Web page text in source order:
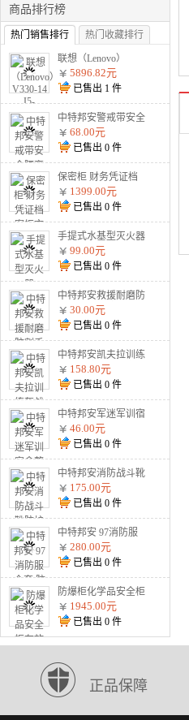
商品排行榜
热门销售排行 热门收藏排行
联想（Lenovo）
V330-14 I5-8250U
8G 1T 2G独显 无光
驱 W10 灰
5896.82元
已售出 1 件
中特邦安警戒带安全
隔离警示线交通警示
带涤 盒装125米加厚
款警戒线
68.00元
已售出 0 件
保密柜 财务凭证档
案柜文件柜智能资料
柜 通双节暗斗 电子
密码款
1399.00元
已售出 0 件
手提式水基型灭火器
MSJ900 900ml水基
99.00元
已售出 0 件
中特邦安救援耐磨防
割手套战术防护钢丝
金属用品黑色2根钢
丝 加强防割手套
30.00元
已售出 0 件
中特邦安凯夫拉训练
盔战术防暴户外安全
头盔 900g标准训练
盔（不防弹）
158.80元
已售出 0 件
中特邦安军迷军训宿
舍整理内务用品 枕
头
46.00元
已售出 0 件
中特邦安消防战斗靴
防护水鞋耐高温防火
扑火抢险救援02式
02款消防靴
175.00元
已售出 0 件
中特邦安 97消防服
全套 防火服五件套
森林战斗防护服 97
消防服五件套纯棉阻
燃款
280.00元
已售出 0 件
防爆柜化学品安全柜
存放柜易燃易爆危化
品储存柜酒精双锁试
剂柜油漆防火防爆箱
45加仑黄色
1945.00元
已售出 0 件
正品保障